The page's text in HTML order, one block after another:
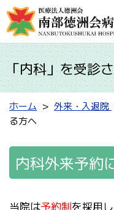
「内科」を受診
ホーム 外来・入退院
る方へ
内科外来予約
当院は予約制を採用